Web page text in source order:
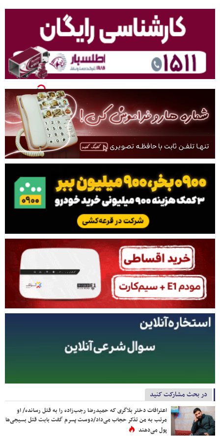
در بحث مشارکت کنید
اعترافات دختر بلاگری که حمیدرضا رجب‌زاده را به قتل رسانده/ او
مرتب به من تذکر حجاب می‌داد/دوست پسرم گفت بابت قتل بسیجی‌ها
پول می‌دهند